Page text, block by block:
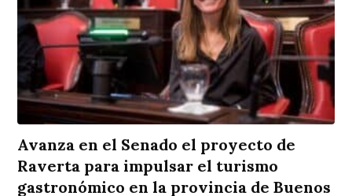
Avanza en el Senado el proyecto de
Raverta para impulsar el turismo
gastronómico en la provincia de Buenos